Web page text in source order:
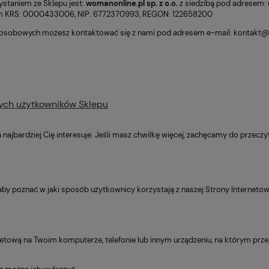
ze Sklepu jest: womanonline.pl sp. z o.o.z siedzibą pod adresem:
0000433006, NIP: 6772370993, REGON: 122658200
możesz kontaktować się z nami pod adresem e-mail:
użytkowników Sklepu
Cię interesuje. Jeśli masz chwilkę więcej, zachęcamy do
poznać w jaki sposób użytkownicy korzystają z naszej Strony
na Twoim komputerze, telefonie lub innym urządzeniu, na którym